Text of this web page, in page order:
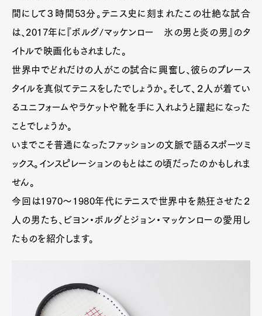
間にして３時間53分。テニス史に刻まれたこの壮絶な試合
は、2017年に『ボルグ/マッケンロー 氷の男と炎の男』のタ
イトルで映画化もされました。
世界中でどれだけの人がこの試合に興奮し、彼らのプレース
タイルを真似てテニスをしたでしょうか。そして、２人が着てい
るユニフォームやラケットや靴を手に入れようと躍起になった
ことでしょうか。
いまでこそ普通になったファッションの文脈で語るスポーツミ
ックス。インスピレーションのもとはこの頃だったのかもしれま
せん。
今回は1970〜1980年代にテニスで世界中を熱狂させた２
人の男たち、ビヨン・ボルグとジョン・マッケンローの愛用し
たものを紹介します。